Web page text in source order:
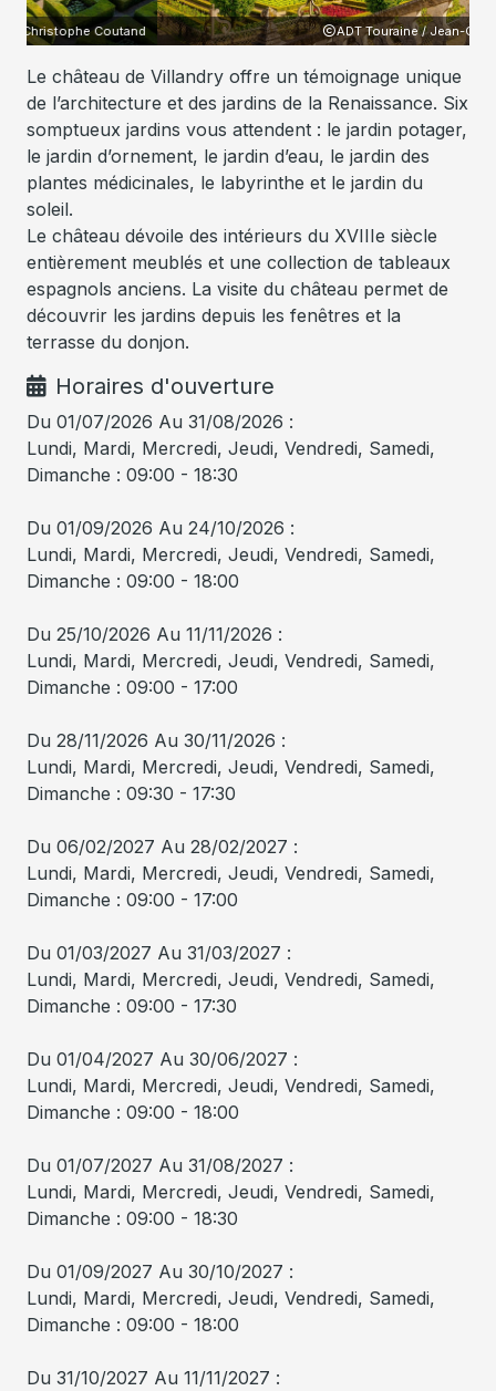
ADT Touraine / Jean-Christophe Coutand
Le château de Villandry offre un témoignage unique
de l’architecture et des jardins de la Renaissance. Six
somptueux jardins vous attendent : le jardin potager,
le jardin d’ornement, le jardin d’eau, le jardin des
plantes médicinales, le labyrinthe et le jardin du
soleil.
Le château dévoile des intérieurs du XVIIIe siècle
entièrement meublés et une collection de tableaux
espagnols anciens. La visite du château permet de
découvrir les jardins depuis les fenêtres et la
terrasse du donjon.
Horaires d'ouverture
Du 01/07/2026 Au 31/08/2026 :
Lundi, Mardi, Mercredi, Jeudi, Vendredi, Samedi,
Dimanche : 09:00 - 18:30
Du 01/09/2026 Au 24/10/2026 :
Lundi, Mardi, Mercredi, Jeudi, Vendredi, Samedi,
Dimanche : 09:00 - 18:00
Du 25/10/2026 Au 11/11/2026 :
Lundi, Mardi, Mercredi, Jeudi, Vendredi, Samedi,
Dimanche : 09:00 - 17:00
Du 28/11/2026 Au 30/11/2026 :
Lundi, Mardi, Mercredi, Jeudi, Vendredi, Samedi,
Dimanche : 09:30 - 17:30
Du 06/02/2027 Au 28/02/2027 :
Lundi, Mardi, Mercredi, Jeudi, Vendredi, Samedi,
Dimanche : 09:00 - 17:00
Du 01/03/2027 Au 31/03/2027 :
Lundi, Mardi, Mercredi, Jeudi, Vendredi, Samedi,
Dimanche : 09:00 - 17:30
Du 01/04/2027 Au 30/06/2027 :
Lundi, Mardi, Mercredi, Jeudi, Vendredi, Samedi,
Dimanche : 09:00 - 18:00
Du 01/07/2027 Au 31/08/2027 :
Lundi, Mardi, Mercredi, Jeudi, Vendredi, Samedi,
Dimanche : 09:00 - 18:30
Du 01/09/2027 Au 30/10/2027 :
Lundi, Mardi, Mercredi, Jeudi, Vendredi, Samedi,
Dimanche : 09:00 - 18:00
Du 31/10/2027 Au 11/11/2027 :